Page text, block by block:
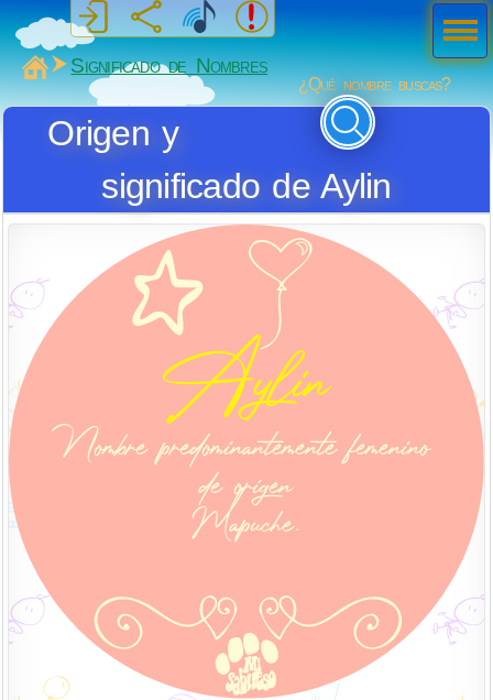
MiSabueso
Significado de Nombres
¿Qué nombre buscas?
Origen y
significado de Aylin
Men
ú